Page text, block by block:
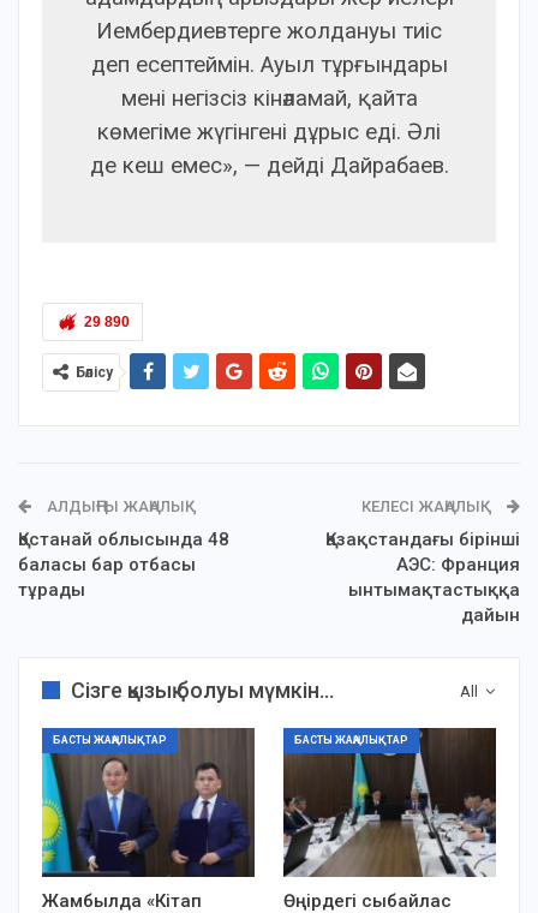
Иембердиевтерге жолдануы тиіс
деп есептеймін. Ауыл тұрғындары
мені негізсіз кінәламай, қайта
көмегіме жүгінгені дұрыс еді. Әлі
де кеш емес», — дейді Дайрабаев.
29 890
Бөлісу
АЛДЫҢҒЫ ЖАҢАЛЫҚ
Қостанай облысында 48
баласы бар отбасы
тұрады
КЕЛЕСІ ЖАҢАЛЫҚ
Қазақстандағы бірінші
АЭС: Франция
ынтымақтастыққа
дайын
All
Сізге қызық болуы мүмкін...
БАСТЫ ЖАҢАЛЫҚТАР
Жамбылда «Кітап
БАСТЫ ЖАҢАЛЫҚТАР
Өңірдегі сыбайлас